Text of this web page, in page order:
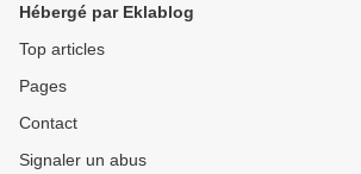
Hébergé par Eklablog
Top articles
Pages
Contact
Signaler un abus